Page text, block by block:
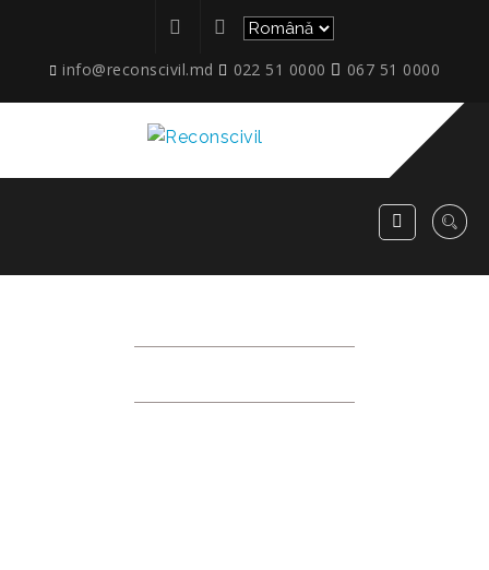
info@reconscivil.md 022 51 0000 067 51 0000